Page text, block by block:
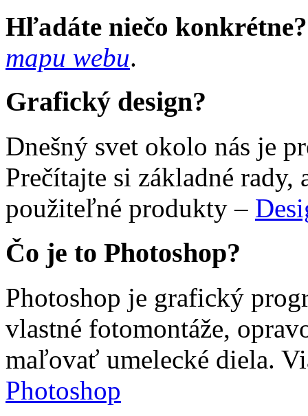
Hľadáte niečo konkrétne?
mapu webu.
Grafický design?
Dnešný svet okolo nás je
Prečítajte si základné
použiteľné produkty –
Čo je to Photoshop?
Photoshop je grafický
vlastné fotomontáže,
maľovať umelecké diela.
Photoshop